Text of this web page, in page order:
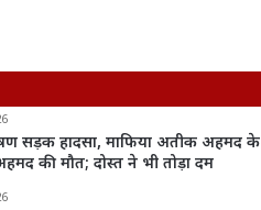
सड़क हादसा, माफिया अतीक अहमद के
की मौत; दोस्त ने भी तोड़ा दम